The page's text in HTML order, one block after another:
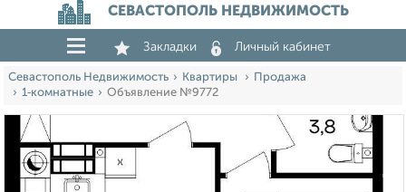
СЕВАСТОПОЛЬ НЕДВИЖИМОСТЬ
Закладки Личный кабинет
Севастополь Недвижимость Квартиры
Продажа
1‑комнатные
Объявление №9772